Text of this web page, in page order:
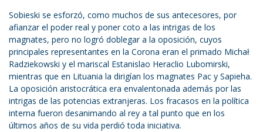
Sobieski se esforzó, como muchos de sus antecesores, por
afianzar el poder real y poner coto a las intrigas de los
magnates, pero no logró doblegar a la oposición, cuyos
principales representantes en la Corona eran el primado Michał
Radziekowski y el mariscal Estanislao Heraclio Lubomirski,
mientras que en Lituania la dirigían los magnates Pac y Sapieha.
La oposición aristocrática era envalentonada además por las
intrigas de las potencias extranjeras. Los fracasos en la política
interna fueron desanimando al rey a tal punto que en los
últimos años de su vida perdió toda iniciativa.